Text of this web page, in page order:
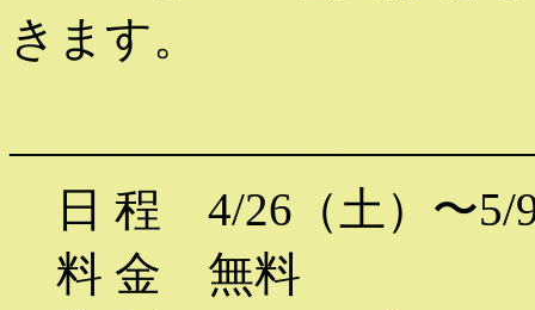
きます。
日 程 4/26（土）〜5/
料 金 無料